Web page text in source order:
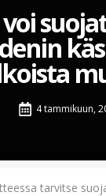
4 tammikuun,
tarvitse